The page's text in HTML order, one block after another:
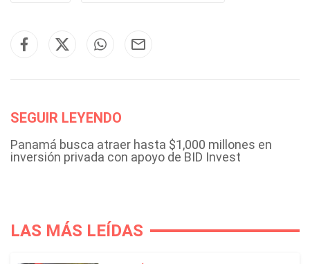
SEGUIR LEYENDO
Panamá busca atraer hasta $1,000 millones en
inversión privada con apoyo de BID Invest
LAS MÁS LEÍDAS